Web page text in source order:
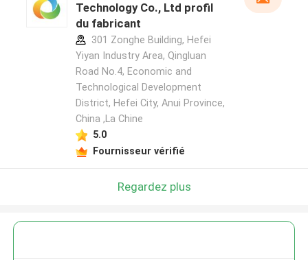
Technology Co., Ltd profil
du fabricant
301 Zonghe Building, Hefei
Yiyan Industry Area, Qingluan
Road No.4, Economic and
Technological Development
District, Hefei City, Anui Province,
China ,La Chine
5.0
Fournisseur vérifié
Regardez plus